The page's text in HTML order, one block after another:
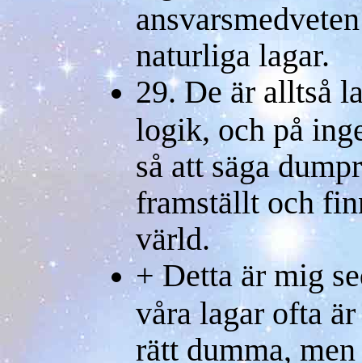
naturliga lagar.
29. De är alltså
logik, och på
så att säga
framställt och
värld.
+ Detta är mig
våra lagar ofta
rätt dumma,